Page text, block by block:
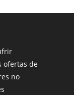
ofertas de
no